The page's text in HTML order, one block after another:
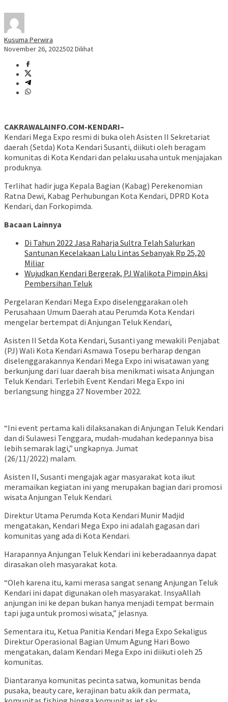
Kusuma Perwira
November 26, 2022502 Dilihat
CAKRAWALAINFO.COM-KENDARI–
Kendari Mega Expo resmi di buka oleh Asisten II Sekretariat
daerah (Setda) Kota Kendari Susanti, diikuti oleh beragam
komunitas di Kota Kendari dan pelaku usaha untuk menjajakan
produknya.
Terlihat hadir juga Kepala Bagian (Kabag) Perekenomian
Ratna Dewi, Kabag Perhubungan Kota Kendari, DPRD Kota
Kendari, dan Forkopimda.
Bacaan Lainnya
Di Tahun 2022 Jasa Raharja Sultra Telah Salurkan
Santunan Kecelakaan Lalu Lintas Sebanyak Rp 25,20
Miliar
Wujudkan Kendari Bergerak, PJ Walikota Pimpin Aksi
Pembersihan Teluk
Pergelaran Kendari Mega Expo diselenggarakan oleh
Perusahaan Umum Daerah atau Perumda Kota Kendari
mengelar bertempat di Anjungan Teluk Kendari,
Asisten II Setda Kota Kendari, Susanti yang mewakili Penjabat
(PJ) Wali Kota Kendari Asmawa Tosepu berharap dengan
diselenggarakannya Kendari Mega Expo ini wisatawan yang
berkunjung dari luar daerah bisa menikmati wisata Anjungan
Teluk Kendari. Terlebih Event Kendari Mega Expo ini
berlangsung hingga 27 November 2022.
“Ini event pertama kali dilaksanakan di Anjungan Teluk Kendari
dan di Sulawesi Tenggara, mudah-mudahan kedepannya bisa
lebih semarak lagi,” ungkapnya. Jumat
(26/11/2022) malam.
Asisten II, Susanti mengajak agar masyarakat kota ikut
meramaikan kegiatan ini yang merupakan bagian dari promosi
wisata Anjungan Teluk Kendari.
Direktur Utama Perumda Kota Kendari Munir Madjid
mengatakan, Kendari Mega Expo ini adalah gagasan dari
komunitas yang ada di Kota Kendari.
Harapannya Anjungan Teluk Kendari ini keberadaannya dapat
dirasakan oleh masyarakat kota.
“Oleh karena itu, kami merasa sangat senang Anjungan Teluk
Kendari ini dapat digunakan oleh masyarakat. InsyaAllah
anjungan ini ke depan bukan hanya menjadi tempat bermain
tapi juga untuk promosi wisata,” jelasnya.
Sementara itu, Ketua Panitia Kendari Mega Expo Sekaligus
Direktur Operasional Bagian Umum Agung Hari Bowo
mengatakan, dalam Kendari Mega Expo ini diikuti oleh 25
komunitas.
Diantaranya komunitas pecinta satwa, komunitas benda
pusaka, beauty care, kerajinan batu akik dan permata,